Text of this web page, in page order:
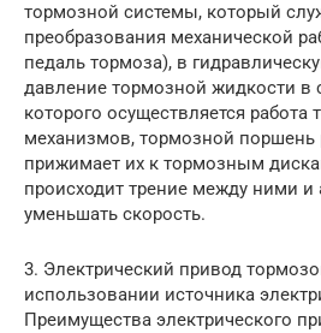
тормозной системы, который
преобразования механической
педаль тормоза), в
давление тормозной жидкости в
которого осуществляется работа
механизмов, тормозной поршень
прижимает их к тормозным
происходит трение между ними и
уменьшать скорость.
3. Электрический привод
использовании источника
Преимущества электрического